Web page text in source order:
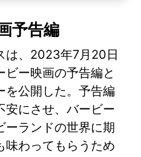
予告編
は、2023年7月20日
ー映画の予告編と
を公開した。予告編
安にさせ、バービー
ーランドの世界に期
味わってもらうため